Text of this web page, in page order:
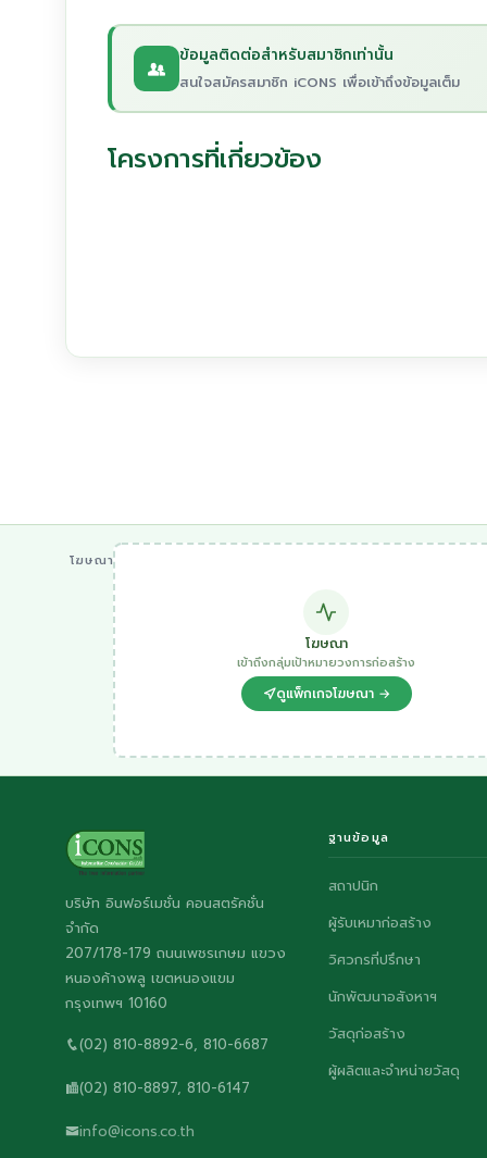
ข้อมูลติดต่อสำหรับสมาชิกเท่านั้น
สนใจสมัครสมาชิก iCONS เพื่อเข้าถึงข้อมูลเต็ม
โครงการที่เกี่ยวข้อง
โฆษณา
โฆษณา
เข้าถึงกลุ่มเป้าหมายวงการก่อสร้าง
ดูแพ็กเกจโฆษณา →
บริษัท อินฟอร์เมชั่น คอนสตรัคชั่น
จำกัด
207/178-179 ถนนเพชรเกษม แขวง
หนองค้างพลู เขตหนองแขม
กรุงเทพฯ 10160
(02) 810-8892-6, 810-6687
(02) 810-8897, 810-6147
info@icons.co.th
ฐานข้อมูล
สถาปนิก
ผู้รับเหมาก่อสร้าง
วิศวกรที่ปรึกษา
นักพัฒนาอสังหาฯ
วัสดุก่อสร้าง
ผู้ผลิตและจำหน่ายวัสดุ